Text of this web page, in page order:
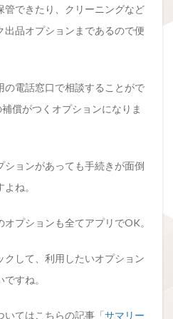
管できたり、クリーニングなど
品オプションまであるので便
の電話窓口で相談することがで
償がつくオプションになりま
ションがあっても手続きが面倒
ね。
プションも全てアプリでOK。
して、利用したいオプション
すね。
いてはこちらの記事「サマリー